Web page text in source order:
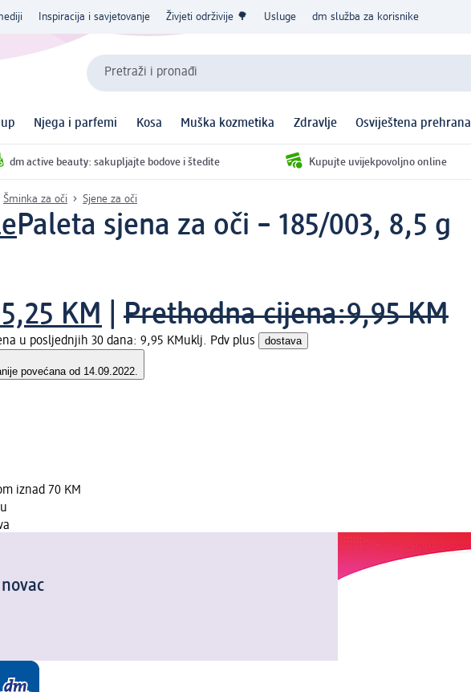
Inspiracija i savjetovanje Živjeti održivije 🌳 Usluge dm služba za korisnike
Pretraži i pronađi
Njega i parfemi Kosa Muška kozmetika Zdravlje Osviještena prehrana
dm active beauty: sakupljajte bodove i štedite Kupujte uvijekpovoljno online
Šminka za oči Sjene za oči
Paleta sjena za oči – 185/003, 8,5 g
5,25 KM Prethodna cijena:9,95 KM
u posljednjih 30 dana: 9,95 KMuklj. Pdv plus dostava
nije povećana od 14.09.2022.
iznad 70 KM